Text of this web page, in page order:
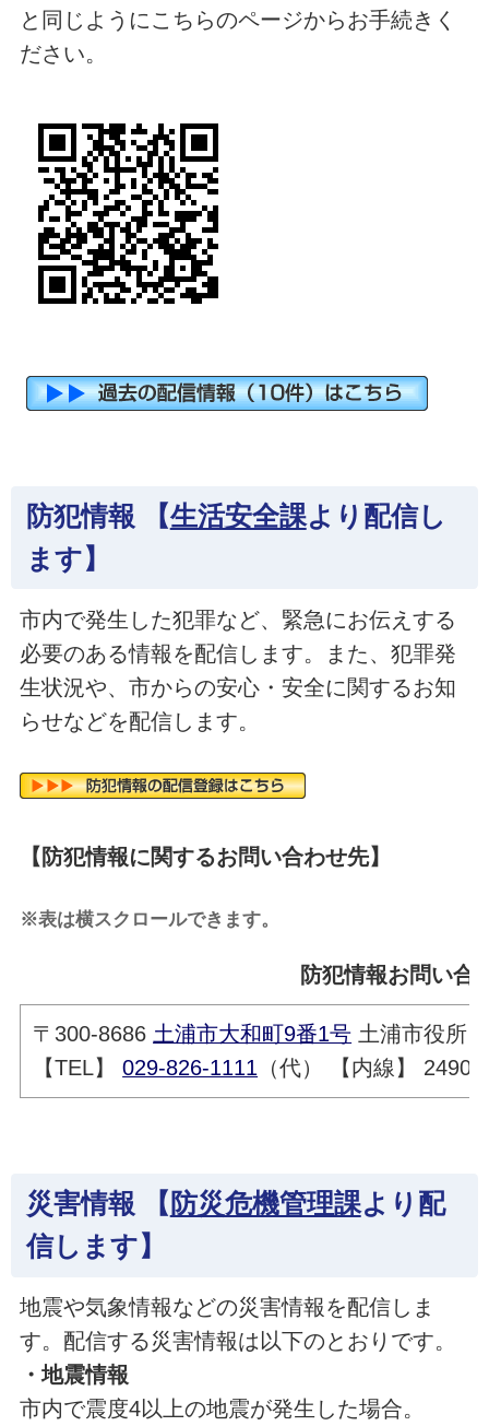
と同じようにこちらのページからお手続きく
ださい。
防犯情報 【生活安全課より配信し
ます】
市内で発生した犯罪など、緊急にお伝えする
必要のある情報を配信します。また、犯罪発
生状況や、市からの安心・安全に関するお知
らせなどを配信します。
【防犯情報に関するお問い合わせ先】
※表は横スクロールできます。
防犯情報お問い合
〒300-8686 土浦市大和町9番1号 土浦市役所
【TEL】029-826-1111 （代） 【内線】 2490
災害情報 【 防災危機管理課より配
信します】
地震や気象情報などの災害情報を配信しま
す。配信する災害情報は以下のとおりです。
・地震情報
市内で震度4以上の地震が発生した場合。